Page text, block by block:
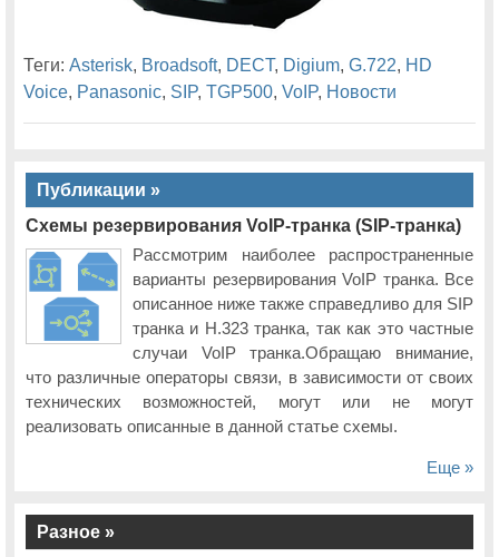
Теги:Asterisk, Broadsoft, DECT, Digium,G.722, HD
Voice, Panasonic, SIP,TGP500,VoIP, Новости
Публикации »
Схемы резервирования VoIP-транка (SIP-транка)
Рассмотрим наиболее распространенные
варианты резервирования VoIP транка. Все
описанное ниже также справедливо для SIP
транка и H.323 транка, так как это частные
случаи VoIP транка.Обращаю внимание,
что различные операторы связи, в зависимости от своих
технических возможностей, могут или не могут
реализовать описанные в данной статье схемы.
Еще »
Разное »